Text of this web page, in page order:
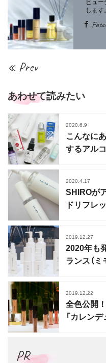
« Prev
あわせて読みたい
2020.6.9
こんなに
するアル
2020.4.17
SHIROが
ドリフレ
2019.12.27
2020年も
ランス（
2019.12.22
全色公開
「カレン
PR